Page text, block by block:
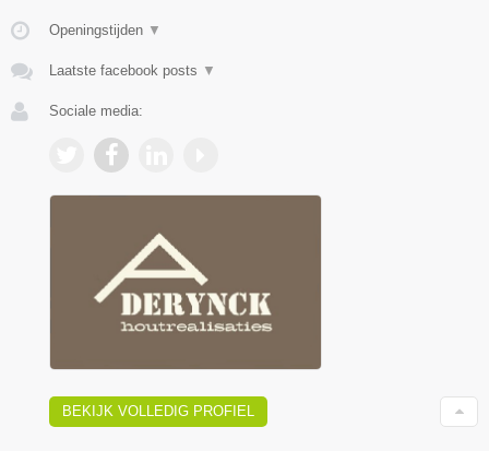
Openingstijden ▼
Laatste facebook posts ▼
Sociale media:
BEKIJK VOLLEDIG PROFIEL